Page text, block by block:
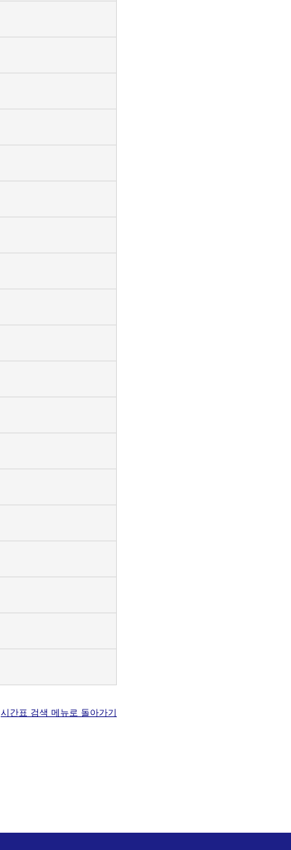
시간표 검색 메뉴로 돌아가기